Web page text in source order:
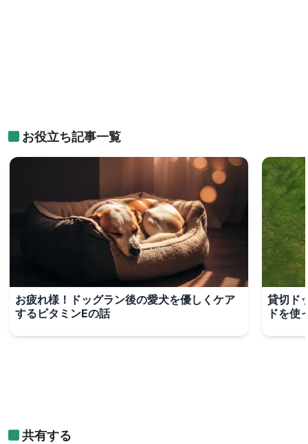
お役立ち記事一覧
お疲れ様！ドッグラン後の愛犬を優しくケア
するビタミンEの話
貸切ド
ドを使
共有する